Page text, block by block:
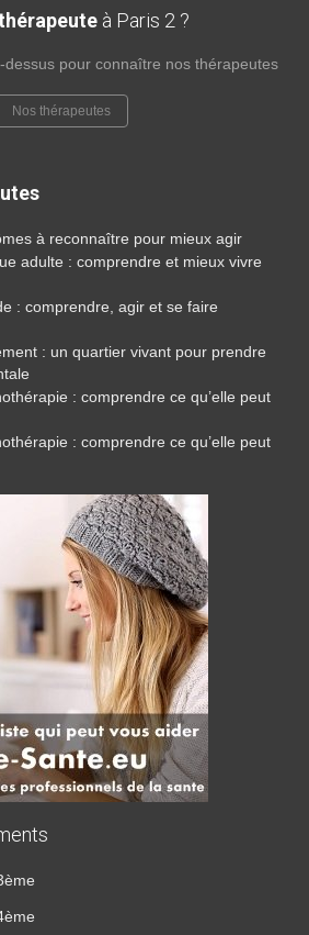
à Paris 2 ?
pour connaître nos thérapeutes
Nos thérapeutes
à reconnaître pour mieux agir
adulte : comprendre et mieux vivre
: comprendre, agir et se faire
: un quartier vivant pour prendre
: comprendre ce qu’elle peut
: comprendre ce qu’elle peut